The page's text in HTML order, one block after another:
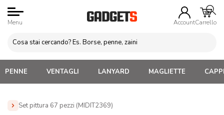
Menu AccountCarrello
PENNE VENTAGLI LANYARD MAGLIETTE
Set pittura 67 pezzi (MIDIT2369)